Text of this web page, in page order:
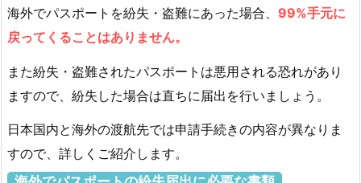
海外でパスポートを紛失・盗難にあった場合、 99%手元に
戻ってくることはありません。
また紛失・盗難されたパスポートは悪用される恐れがあり
ますので、紛失した場合は直ちに届出を行いましょう。
日本国内と海外の渡航先では申請手続きの内容が異なりま
すので、詳しくご紹介します。